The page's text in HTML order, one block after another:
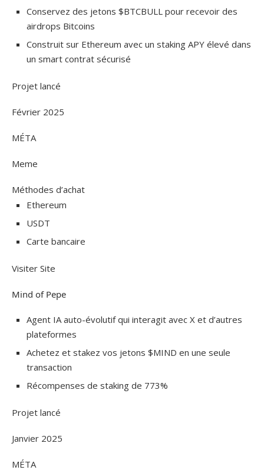
Conservez des jetons $BTCBULL pour recevoir des
airdrops Bitcoins
Construit sur Ethereum avec un staking APY élevé dans
un smart contrat sécurisé
Projet lancé
Février 2025
MÉTA
Meme
Méthodes d’achat
Ethereum
USDT
Carte bancaire
Visiter Site
Mind of Pepe
Agent IA auto-évolutif qui interagit avec X et d’autres
plateformes
Achetez et stakez vos jetons $MIND en une seule
transaction
Récompenses de staking de 773%
Projet lancé
Janvier 2025
MÉTA